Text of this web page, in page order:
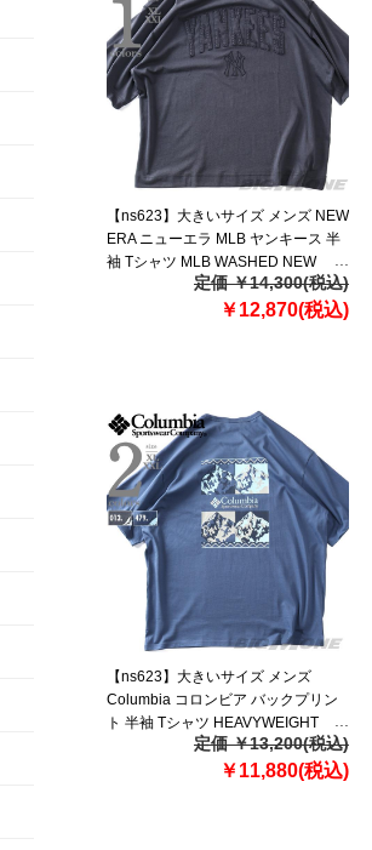
【ns623】大きいサイズ メンズ NEW
ERA ニューエラ MLB ヤンキース 半
袖 Tシャツ MLB WASHED NEW
YORK YANKEES T-SHIRT USA直輸
定価 ￥14,300(税込)
￥12,870(税込)
【ns623】大きいサイズ メンズ
Columbia コロンビア バックプリン
ト 半袖 Tシャツ HEAVYWEIGHT
ICONIC TEE USA直輸入 2155061
定価 ￥13,200(税込)
￥11,880(税込)